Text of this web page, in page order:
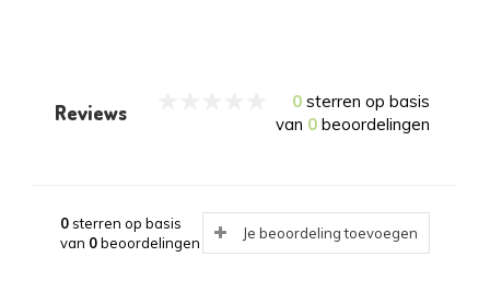
Reviews 0 sterren op basis
van 0 beoordelingen
0sterren op basis
van 0beoordelingen
Je beoordeling toevoegen